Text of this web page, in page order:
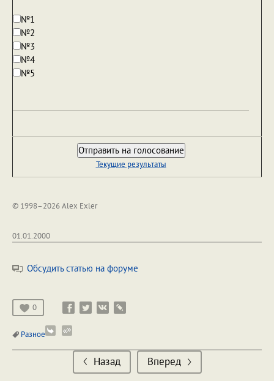
№1
№2
№3
№4
№5
Текущие результаты
© 1998–2026 Alex Exler
01.01.2000
Обсудить статью на форуме
0
Разное
Назад Вперед